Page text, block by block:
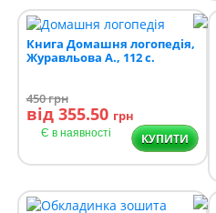
Книга Домашня логопедія,
Журавльова А., 112 с.
450грн
від 355.50 грн
Є в наявності КУПИТИ